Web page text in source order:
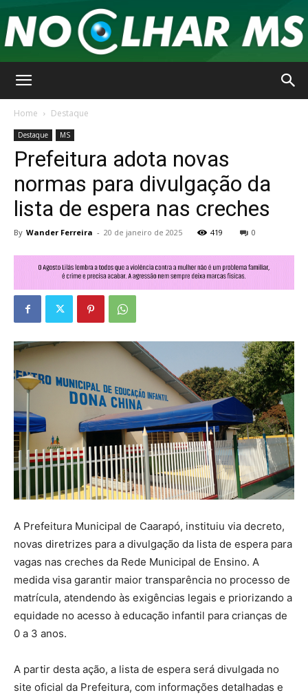
Olhar
MS
Home Destaque
Destaque MS
Prefeitura adota novas
normas para divulgação da
lista de espera nas creches
By Wander Ferreira - 20 de janeiro de 2025 419 0
A Prefeitura Municipal de Caarapó, instituiu via decreto,
novas diretrizes para a divulgação da lista de espera para
vagas nas creches da Rede Municipal de Ensino. A
medida visa garantir maior transparência no processo de
matrícula, atendendo às exigências legais e priorizando a
equidade no acesso à educação infantil para crianças de
0 a 3 anos.
A partir desta ação, a lista de espera será divulgada no
site oficial da Prefeitura, com informações detalhadas e